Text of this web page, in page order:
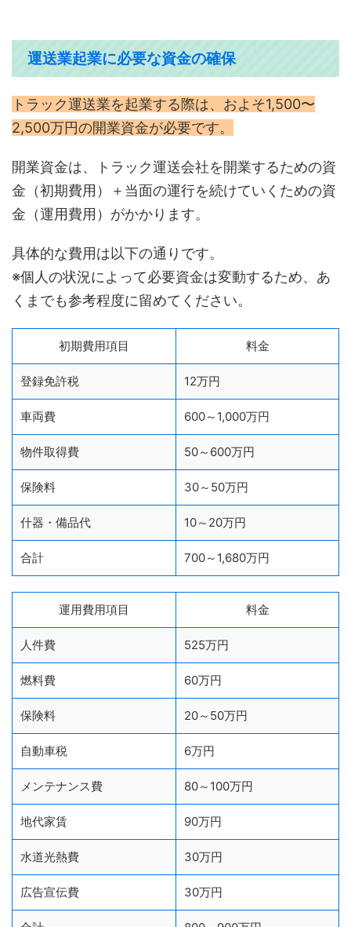
運送業起業に必要な資金の確保
トラック運送業を起業する際は、およそ1,500〜
2,500万円の開業資金が必要です。
開業資金は、トラック運送会社を開業するための資
金（初期費用）＋当面の運行を続けていくための資
金（運用費用）がかかります。
具体的な費用は以下の通りです。
※個人の状況によって必要資金は変動するため、あ
くまでも参考程度に留めてください。
初期費用項目 料金
登録免許税 12万円
車両費 600～1,000万円
物件取得費 50～600万円
保険料 30～50万円
什器・備品代 10～20万円
合計 700～1,680万円
運用費用項目 料金
人件費 525万円
燃料費 60万円
保険料 20～50万円
自動車税 6万円
メンテナンス費 80～100万円
地代家賃 90万円
水道光熱費 30万円
広告宣伝費 30万円